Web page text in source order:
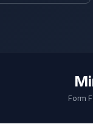
Form